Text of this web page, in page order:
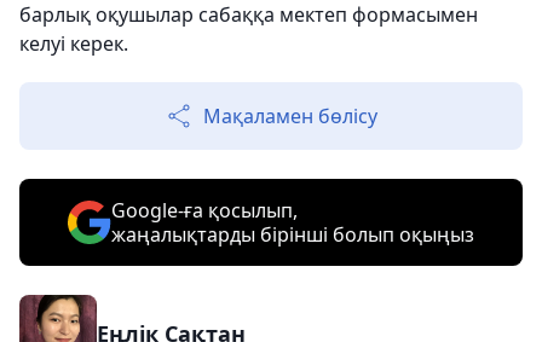
барлық оқушылар сабаққа мектеп формасымен
келуі керек.
Мақаламен бөлісу
Google-ға қосылып,
жаңалықтарды бірінші болып оқыңыз
Еңлік Сақтан